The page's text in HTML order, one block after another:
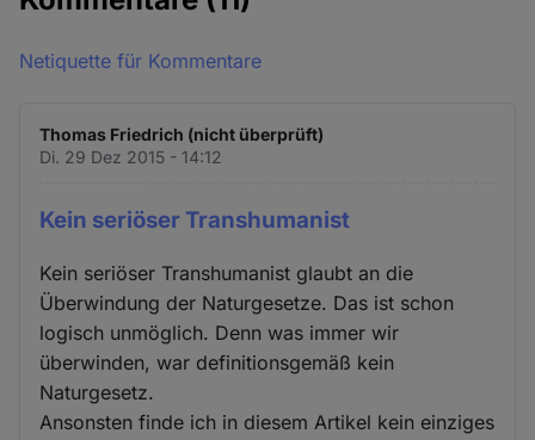
Netiquette für Kommentare
Thomas Friedrich (nicht überprüft)
Di. 29 Dez 2015 - 14:12
Kein seriöser Transhumanist
Kein seriöser Transhumanist glaubt an die
Überwindung der Naturgesetze. Das ist schon
logisch unmöglich. Denn was immer wir
überwinden, war definitionsgemäß kein
Naturgesetz.
Ansonsten finde ich in diesem Artikel kein einziges